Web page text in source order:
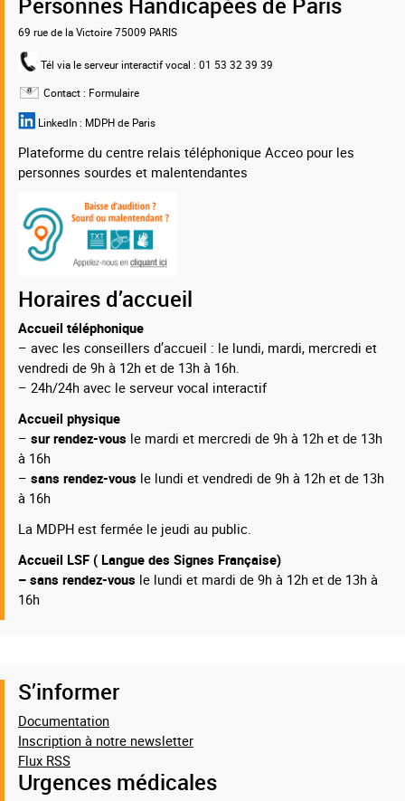
Personnes Handicapées de Paris
69 rue de la Victoire 75009 PARIS
Tél via le serveur interactif vocal : 01 53 32 39 39
Contact : Formulaire
LinkedIn : MDPH de Paris
Plateforme du centre relais téléphonique Acceo pour les
personnes sourdes et malentendantes
Horaires d’accueil
Accueil téléphonique
– avec les conseillers d’accueil : le lundi, mardi, mercredi et
vendredi de 9h à 12h et de 13h à 16h.
– 24h/24h avec le serveur vocal interactif
Accueil physique
– sur rendez-vous le mardi et mercredi de 9h à 12h et de 13h
à 16h
– sans rendez-vous le lundi et vendredi de 9h à 12h et de 13h
à 16h
La MDPH est fermée le jeudi au public.
Accueil LSF ( Langue des Signes Française)
– sans rendez-vous le lundi et mardi de 9h à 12h et de 13h à
16h
S’informer
Documentation
Inscription à notre newsletter
Flux RSS
Urgences médicales